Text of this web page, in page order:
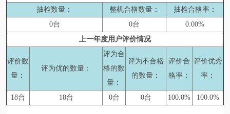
抽检数量：
整机合格数量：
抽检合格率：
0台
0台
0.00%
上一年度用户评价情况
评价数
量：
评为优的数量：
评为合
格的数
量：
评为不合格
的数量：
评价合
格率：
评价优秀
率：
18台 18台 0台 0台 100.0% 100.0%